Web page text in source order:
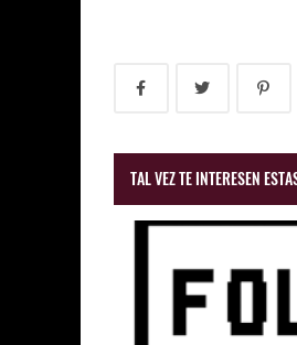
TAL VEZ TE INTERESEN